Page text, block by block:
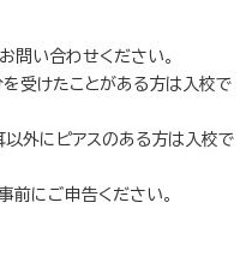
問い合わせください。
受けたことがある方は入校で
以外にピアスのある方は入校で
前にご申告ください。